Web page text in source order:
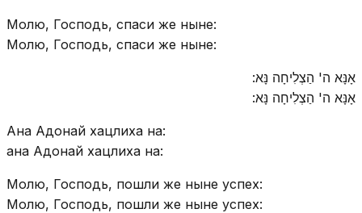
Молю, Господь, спаси же ныне:
Молю, Господь, спаси же ныне:
אָנָּא ה' הַצְלִיחָה נָּא:
אָנָּא ה' הַצְלִיחָה נָּא:
Ана Адонай хацлиха на:
ана Адонай хацлиха на:
Молю, Господь, пошли же ныне успех:
Молю, Господь, пошли же ныне успех: